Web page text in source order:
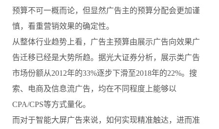
预算不可一概而论，但显然广告主的预算分配会更加谨
慎，看重营销效果的确定性。
从整体行业趋势上看，广告主预算由展示广告向效果广
告迁移已经是大势所趋。据光大证券分析，展示类广告
市场份额从2012年的33%逐步下滑至2018年的22%。搜
索、电商及信息流广告，均在不同程度上能够以
CPA/CPS等方式量化。
而对于智能大屏广告来说，如何实现精准触达，进而准